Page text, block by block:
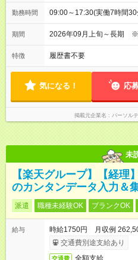
勤務時間 09:00～17:30(実働7時間
期間 2026年09月上旬～長期
特徴 履歴書不要
気になる！ 応
掲載元企業名 パーソル
未
【楽天グループ】【経理
のカンタンデータ入力＆
派遣 職種未経験OK ブランクOK
給与
時給1750円 月収例
交通費別途支給あり
交通費 全額支給